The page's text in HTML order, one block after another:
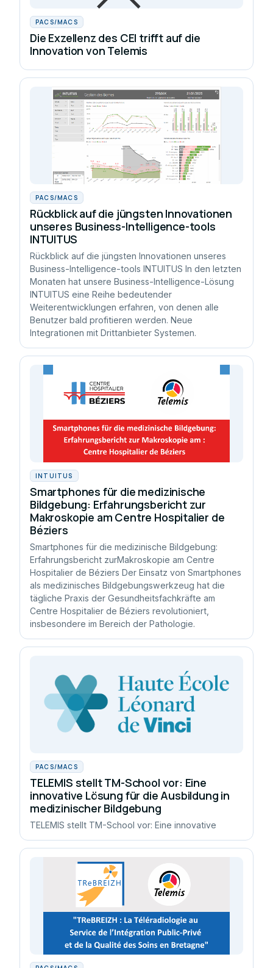
PACS/MACS
Die Exzellenz des CEI trifft auf die
Innovation von Telemis
PACS/MACS
Rückblick auf die jüngsten Innovationen
unseres Business-Intelligence-tools
INTUITUS
Rückblick auf die jüngsten Innovationen unseres
Business-Intelligence-tools INTUITUS In den letzten
Monaten hat unsere Business-Intelligence-Lösung
INTUITUS eine Reihe bedeutender
Weiterentwicklungen erfahren, von denen alle
Benutzer bald profitieren werden. Neue
Integrationen mit Drittanbieter Systemen.
INTUITUS
Smartphones für die medizinische
Bildgebung: Erfahrungsbericht zur
Makroskopie am Centre Hospitalier de
Béziers
Smartphones für die medizinische Bildgebung:
Erfahrungsbericht zurMakroskopie am Centre
Hospitalier de Béziers Der Einsatz von Smartphones
als medizinisches Bildgebungswerkzeug hat die
tägliche Praxis der Gesundheitsfachkräfte am
Centre Hospitalier de Béziers revolutioniert,
insbesondere im Bereich der Pathologie.
PACS/MACS
TELEMIS stellt TM-School vor: Eine
innovative Lösung für die Ausbildung in
medizinischer Bildgebung
TELEMIS stellt TM-School vor: Eine innovative